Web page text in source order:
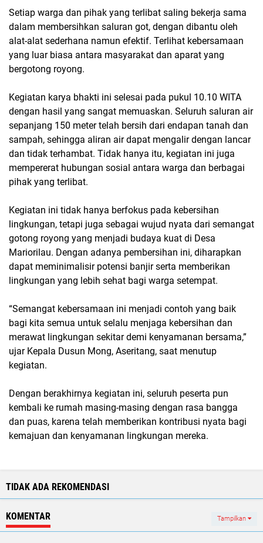
Setiap warga dan pihak yang terlibat saling bekerja sama
dalam membersihkan saluran got, dengan dibantu oleh
alat-alat sederhana namun efektif. Terlihat kebersamaan
yang luar biasa antara masyarakat dan aparat yang
bergotong royong.
Kegiatan karya bhakti ini selesai pada pukul 10.10 WITA
dengan hasil yang sangat memuaskan. Seluruh saluran air
sepanjang 150 meter telah bersih dari endapan tanah dan
sampah, sehingga aliran air dapat mengalir dengan lancar
dan tidak terhambat. Tidak hanya itu, kegiatan ini juga
mempererat hubungan sosial antara warga dan berbagai
pihak yang terlibat.
Kegiatan ini tidak hanya berfokus pada kebersihan
lingkungan, tetapi juga sebagai wujud nyata dari semangat
gotong royong yang menjadi budaya kuat di Desa
Mariorilau. Dengan adanya pembersihan ini, diharapkan
dapat meminimalisir potensi banjir serta memberikan
lingkungan yang lebih sehat bagi warga setempat.
“Semangat kebersamaan ini menjadi contoh yang baik
bagi kita semua untuk selalu menjaga kebersihan dan
merawat lingkungan sekitar demi kenyamanan bersama,”
ujar Kepala Dusun Mong, Aseritang, saat menutup
kegiatan.
Dengan berakhirnya kegiatan ini, seluruh peserta pun
kembali ke rumah masing-masing dengan rasa bangga
dan puas, karena telah memberikan kontribusi nyata bagi
kemajuan dan kenyamanan lingkungan mereka.
TIDAK ADA REKOMENDASI
KOMENTAR Tampilkan